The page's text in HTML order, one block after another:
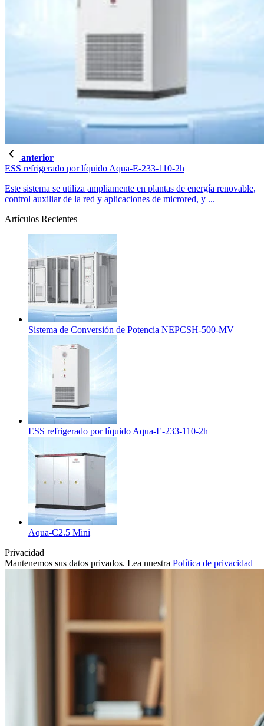
anterior
ESS refrigerado por líquido Aqua-E-233-110-2h
Este sistema se utiliza ampliamente en plantas de energía renovable,
control auxiliar de la red y aplicaciones de microred, y ...
Artículos Recientes
Sistema de Conversión de Potencia NEPCSH-500-MV
ESS refrigerado por líquido Aqua-E-233-110-2h
Aqua-C2.5 Mini
Privacidad
Mantenemos sus datos privados. Lea nuestra Política de privacidad